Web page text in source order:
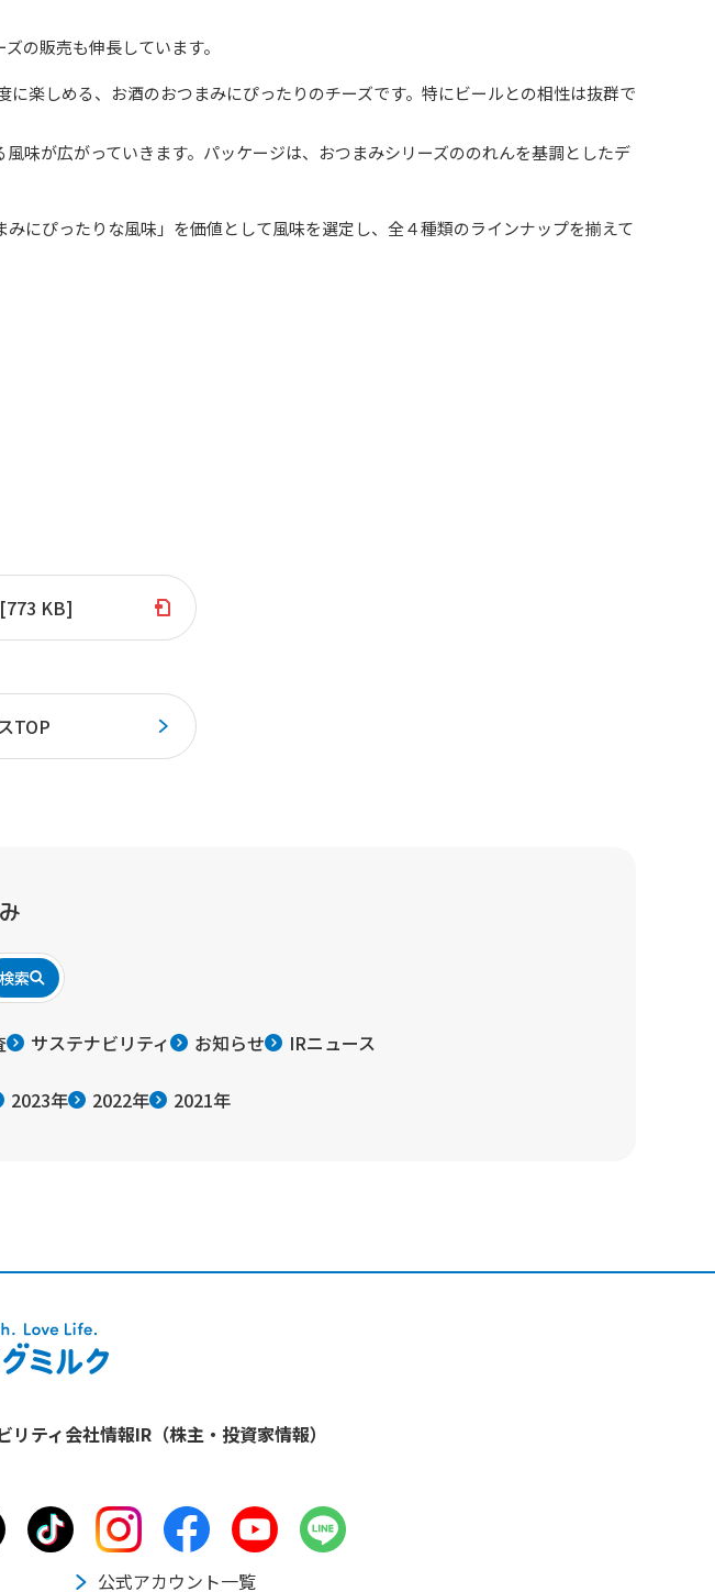
の販売も伸長しています。
楽しめる、お酒のおつまみにぴったりのチーズです。特にビールとの相性は抜群で
味が広がっていきます。パッケージは、おつまみシリーズののれんを基調としたデ
にぴったりな風味」を価値として風味を選定し、全４種類のラインナップを揃えて
KB]
TOP
検索
サステナビリティ お知らせ IRニュース
2023年 2022年 2021年
リティ会社情報IR（株主・投資家情報）
公式アカウント一覧